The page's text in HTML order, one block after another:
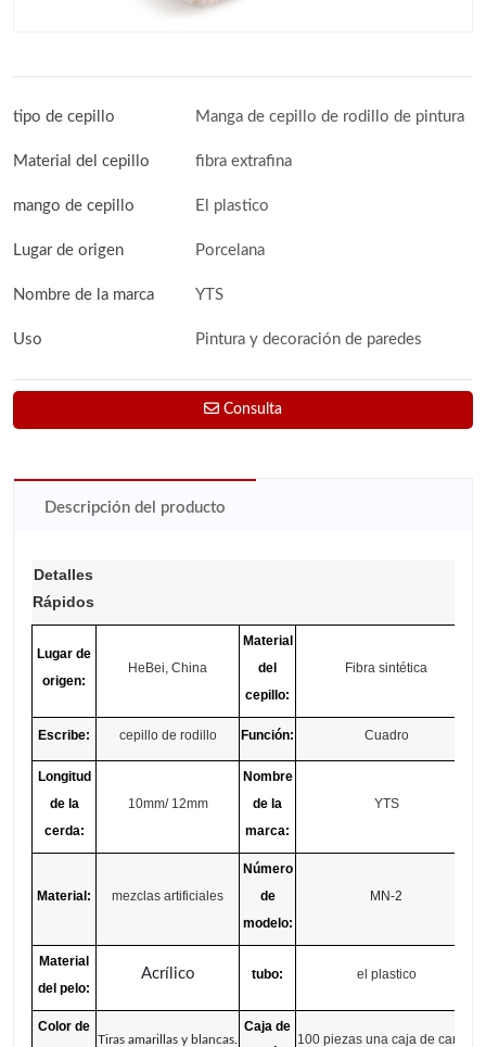
tipo de cepillo Manga de cepillo de rodillo de pintura
Material del cepillo fibra extrafina
mango de cepillo El plastico
Lugar de origen Porcelana
Nombre de la marca YTS
Uso Pintura y decoración de paredes
Consulta
Descripción del producto
Detalles
Rápidos
Lugar de
origen:
HeBei, China
Material
del
cepillo:
Fibra sintética
Escribe: cepillo de rodillo Función: Cuadro
Longitud
de la
cerda:
10mm/ 12mm
Nombre
de la
marca:
YTS
Material: mezclas artificiales
Número
de
modelo:
MN-2
Material
del pelo:
Acrílico tubo: el plastico
Color de
Tiras amarillas y blancas.
Caja de
100 piezas una caja de cartón